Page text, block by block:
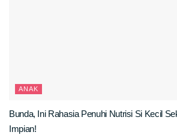
ANAK
Bunda, Ini Rahasia Penuhi Nutrisi Si Kecil
Impian!